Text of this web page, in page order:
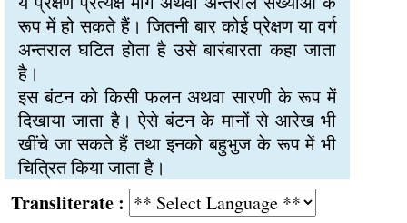
रूप में हो सकते हैं। जितनी बार कोई प्रेक्षण या वर्ग
अन्तराल घटित होता है उसे बारंबारता कहा जाता
है।
इस बंटन को किसी फलन अथवा सारणी के रूप में
दिखाया जाता है। ऐसे बंटन के मानों से आरेख भी
खींचे जा सकते हैं तथा इनको बहुभुज के रूप में भी
चित्रित किया जाता है।
: